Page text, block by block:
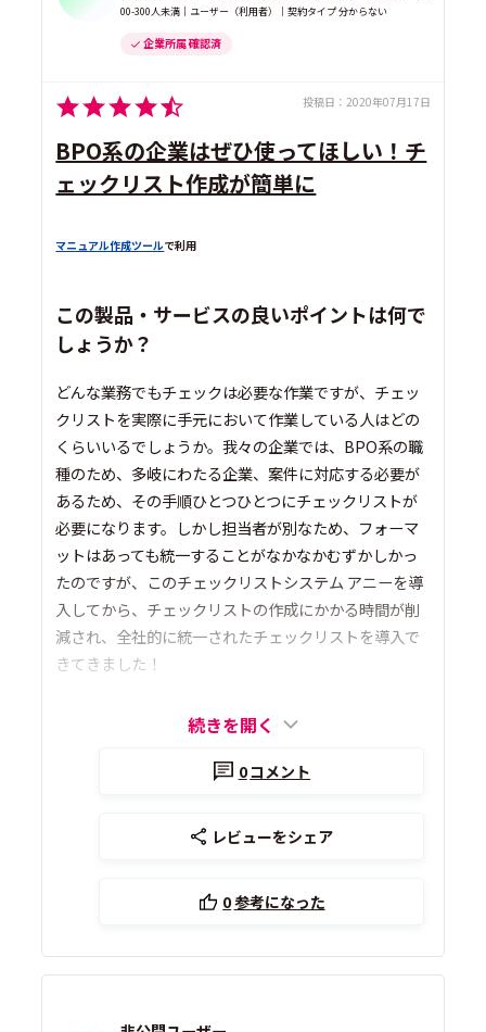
00-300人未満｜ユーザー（利用者）｜契約タイプ 分からない
企業所属 確認済
投稿日： 2020年07月17日
BPO系の企業はぜひ使ってほしい！チ
ェックリスト作成が簡単に
マニュアル作成ツールで利用
この製品・サービスの良いポイントは何で
しょうか？
どんな業務でもチェックは必要な作業ですが、チェッ
クリストを実際に手元において作業している人はどの
くらいいるでしょうか。我々の企業では、BPO系の職
種のため、多岐にわたる企業、案件に対応する必要が
あるため、その手順ひとつひとつにチェックリストが
必要になります。しかし担当者が別なため、フォーマ
ットはあっても統一することがなかなかむずかしかっ
たのですが、このチェックリストシステム アニーを導
入してから、チェックリストの作成にかかる時間が削
減され、全社的に統一されたチェックリストを導入で
きてきました！
続きを開く
0コメント
レビューをシェア
0参考になった